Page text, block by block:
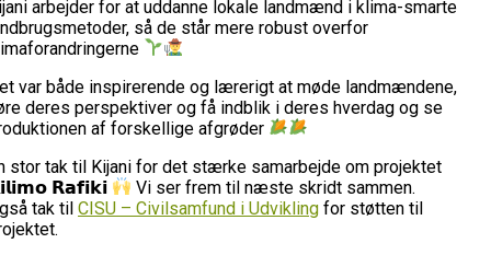
arbejder for at uddanne lokale landmænd i klima-smarte
så de står mere robust overfor
var både inspirerende og lærerigt at møde landmændene,
deres perspektiver og få indblik i deres hverdag og se
af forskellige afgrøder
stor tak til Kijani for det stærke samarbejde om projektet
𝗥𝗮𝗳𝗶𝗸𝗶
Vi ser frem til næste skridt sammen.
tak til CISU – Civilsamfund i Udvikling for støtten til